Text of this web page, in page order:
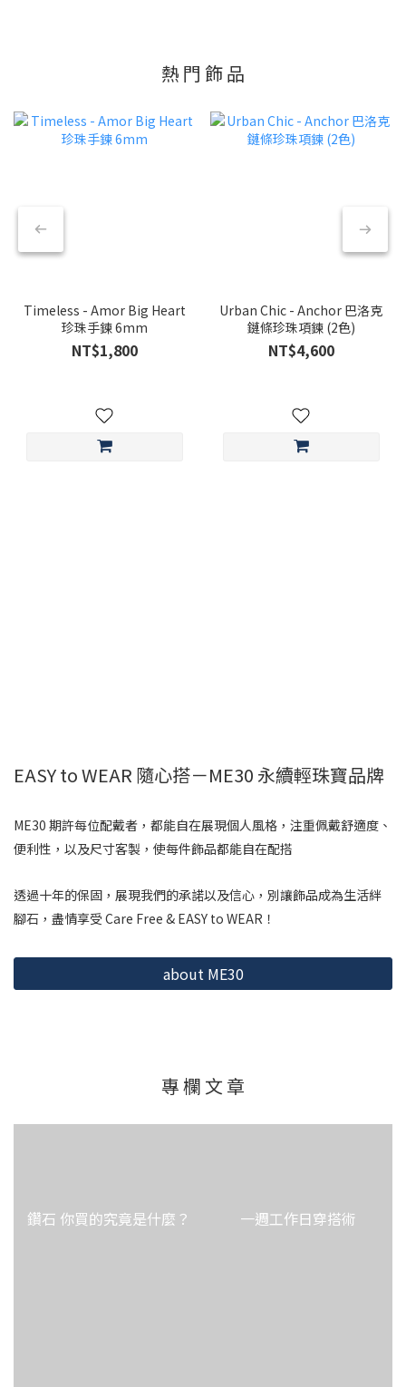
熱 門 飾 品
Timeless - Amor Big Heart
珍珠手鍊 6mm
NT$1,800
Urban Chic - Anchor 巴洛克
鏈條珍珠項鍊 (2色)
NT$4,600
EASY to WEAR 隨心搭－ME30 永續輕珠寶品牌
ME30 期許每位配戴者，都能自在展現個人風格， 注重佩戴舒適度、
便利性，以及尺寸客製，使每件飾品都能自在配搭
透過十年的保固，展現我們的承諾以及信心， 別讓飾品成為生活絆
腳石，盡情享受 Care Free & EASY to WEAR！
about ME30
專 欄 文 章
鑽石 你買的究竟是什麼？ 一週工作日穿搭術